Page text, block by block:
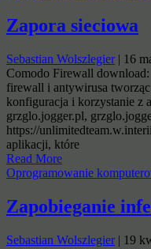
Zapora sieciowa
Sebastian Wolszlegier| 16
Comodo Firewall
firewall i antywirusa
konfiguracja i korzystanie z
grzglo.jogger.pl,
https://
aplikacji, które
Read More
Oprogramowanie
Zapobieganie
Sebastian Wolszlegier| 19